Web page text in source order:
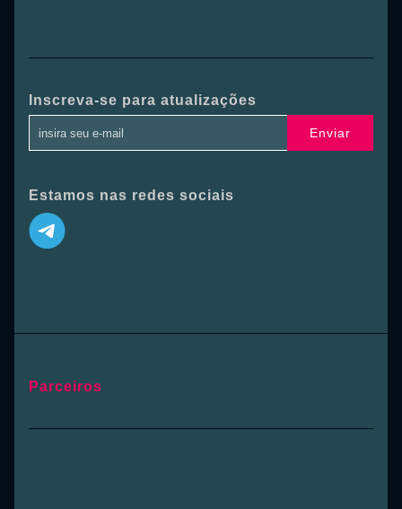
Inscreva-se para atualizações
Enviar
Estamos nas redes sociais
Parceiros